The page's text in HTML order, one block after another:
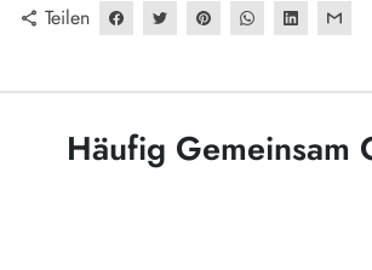
share Teilen
Häufig Gemeinsam